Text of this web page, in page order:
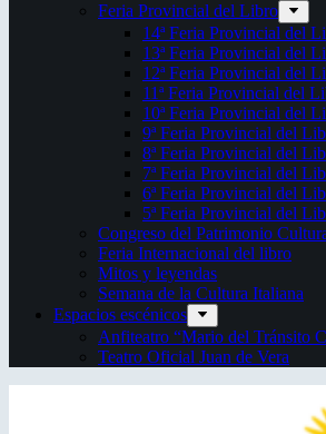
Feria Provincial del Libro
14ª Feria Provincial del
13ª Feria Provincial del
12ª Feria Provincial del
11ª Feria Provincial del
10ª Feria Provincial del
9ª Feria Provincial del
8ª Feria Provincial del
7ª Feria Provincial del
6ª Feria Provincial del
5ª Feria Provincial del
Congreso del Patrimonio
Feria Internacional del libro
Mitos y leyendas
Semana de la Cultura Italiana
Espacios escénicos
Anfiteatro “Mario del Tránsito
Teatro Oficial Juan de Vera